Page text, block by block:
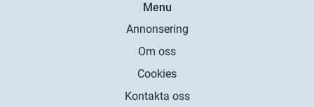
Menu
Annonsering
Om oss
Cookies
Kontakta oss